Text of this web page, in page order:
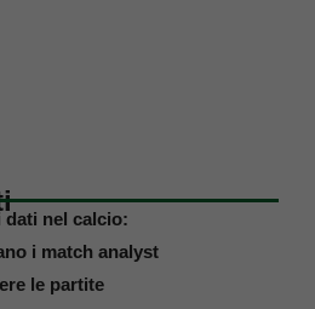
dati nel calcio:
i match analyst
le partite